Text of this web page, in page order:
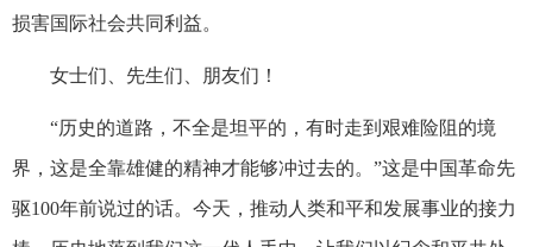
损害国际社会共同利益。
女士们、先生们、朋友们！
“历史的道路，不全是坦平的，有时走到艰难险阻的境
界，这是全靠雄健的精神才能够冲过去的。”这是中国革命先
驱100年前说过的话。今天，推动人类和平和发展事业的接力